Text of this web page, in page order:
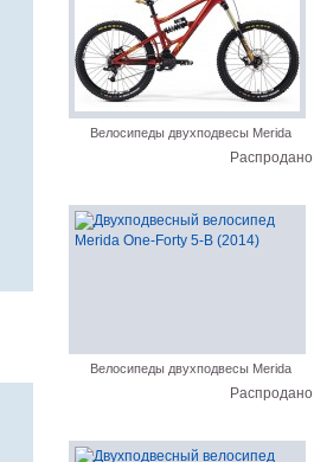
Велосипеды двухподвесы Merida
Распродано
Велосипеды двухподвесы Merida
Распродано